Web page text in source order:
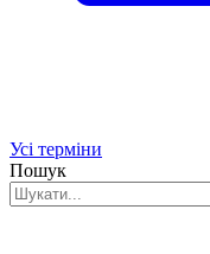
Усі терміни
Пошук